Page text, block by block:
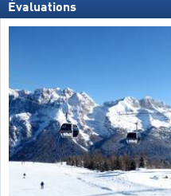
Évaluations